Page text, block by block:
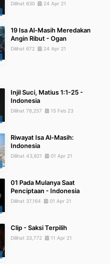
Dilihat 630 24 Apr 21
19 Isa Al-Masih Meredakan
Angin Ribut - Ogan
Dilihat 672 24 Apr 21
Injil Suci, Matius 1:1-25 -
Indonesia
Dilihat 78,257 15 Feb 23
Riwayat Isa Al-Masih:
Indonesia
Dilihat 43,821 01 Apr 21
01 Pada Mulanya Saat
Penciptaan - Indonesia
Dilihat 37,164 01 Apr 21
Clip - Saksi Terpilih
Dilihat 33,772 11 Apr 21